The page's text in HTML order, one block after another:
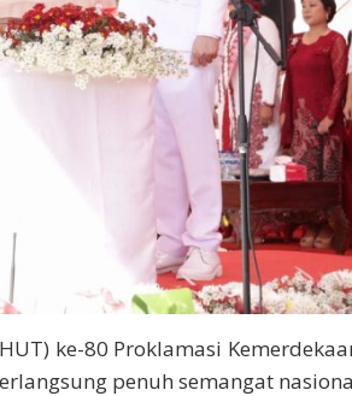
ke-80 Proklamasi
penuh semangat